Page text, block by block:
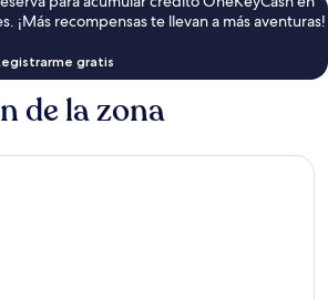
¡Más recompensas te llevan a más aventuras!
gratis
de la zona